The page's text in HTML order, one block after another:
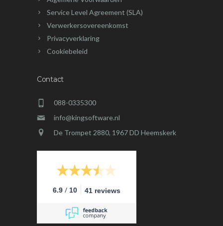
Service Level Agreement (SLA)
Verwerkersovereenkomst
Privacyverklaring
Cookiebeleid
Contact
088-0335300
info@kingsoftware.nl
De Trompet 2880, 1967 DD Heemskerk
6.9 / 10 41 reviews